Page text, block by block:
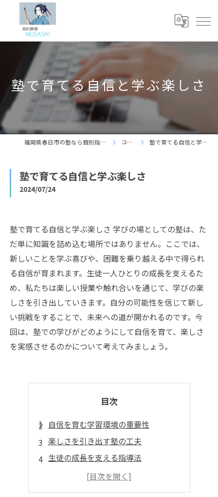
塾で育てる自信と学ぶ楽しさ
福岡県春日市の塾なら個別指導 夢咲志塾 コラム 塾で育てる自信と学ぶ楽しさ
塾で育てる自信と学ぶ楽しさ
2024/07/24
塾で育てる自信と学ぶ楽しさ 学びの場としての塾は、た
だ単に知識を詰め込む場所ではありません。ここでは、
新しいことを学ぶ喜びや、困難を乗り越える中で得られ
る自信が育まれます。生徒一人ひとりの成長を支えるた
め、私たちは楽しい授業や触れ合いを通じて、学びの楽
しさを引き出していきます。自分の可能性を信じて新し
い挑戦をすることで、未来への道が開かれるのです。今
回は、塾での学びがどのようにして自信を育て、楽しさ
を実感させるのかについて考えてみましょう。
目次
自信を育む学習環境の重要性
楽しさを引き出す塾の工夫
生徒の成長を支える指導法
成功体験がもたらすポジティブな影響
保護者と協力して学びを支える